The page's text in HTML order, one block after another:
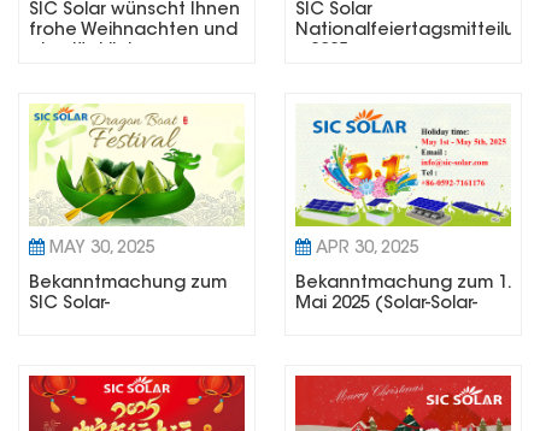
SIC Solar wünscht Ihnen
frohe Weihnachten und
SIC Solar
Nationalfeiertagsmitteilung
MAY 30, 2025
Bekanntmachung zum
SIC Solar-
APR 30, 2025
Bekanntmachung zum 1.
Mai 2025 (Solar-Solar-